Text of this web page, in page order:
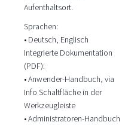
Aufenthaltsort.
Sprachen:
• Deutsch, Englisch
Integrierte Dokumentation
(PDF):
• Anwender-Handbuch, via
Info Schaltfläche in der
Werkzeugleiste
• Administratoren-Handbuch